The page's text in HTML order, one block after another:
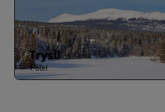
Trysil
1 otel